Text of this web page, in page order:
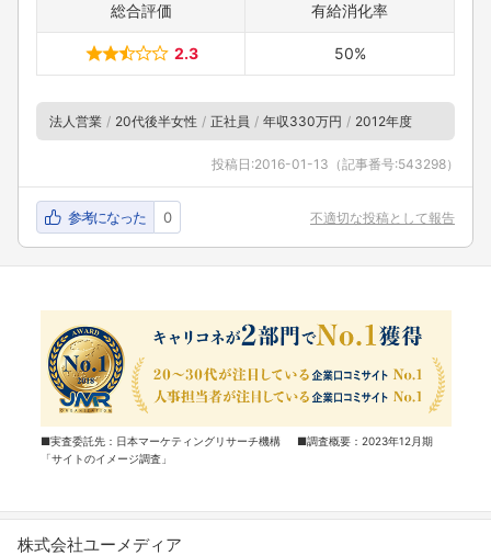
総合評価 有給消化率
2.3 50%
法人営業 20代後半女性 正社員 年収330万円 2012年度
投稿日:2016-01-13 （記事番号:543298）
参考になった 0 不適切な投稿として報告
■実査委託先：日本マーケティングリサーチ機構 ■調査概要：2023年12月期
「サイトのイメージ調査」
株式会社ユーメディア